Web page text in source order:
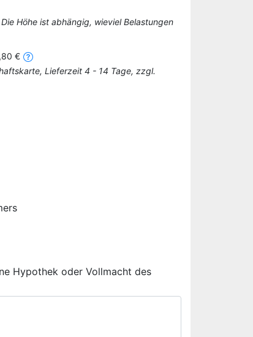
Höhe ist abhängig, wieviel Belastungen
€
Lieferzeit 4 - 14 Tage, zzgl.
Hypothek oder Vollmacht des